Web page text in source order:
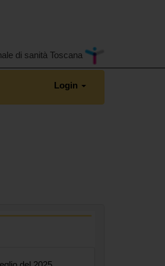
di sanità Toscana
Login